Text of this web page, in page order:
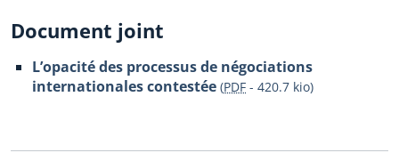
Document joint
L’opacité des processus de négociations
internationales contestée (PDF - 420.7 kio)